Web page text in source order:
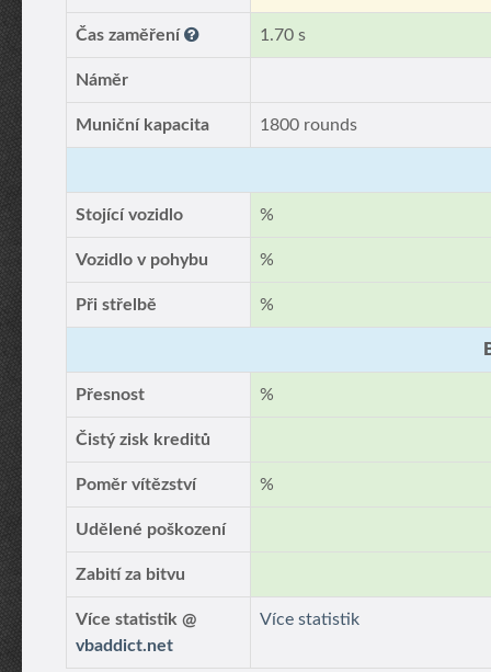
Čas zaměření 1.70 s
Náměr
Muniční kapacita 1800 rounds
Stojící vozidlo %
Vozidlo v pohybu %
Při střelbě %
Přesnost %
Čistý zisk kreditů
Poměr vítězství %
Udělené poškození
Zabití za bitvu
Více statistik @
vbaddict.net
Více statistik